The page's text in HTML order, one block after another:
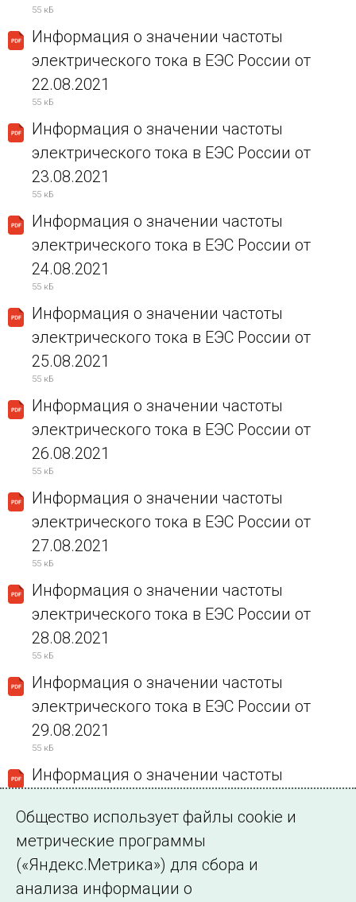
55 кБ
Информация о значении частоты
электрического тока в ЕЭС России от
22.08.2021
55 кБ
Информация о значении частоты
электрического тока в ЕЭС России от
23.08.2021
55 кБ
Информация о значении частоты
электрического тока в ЕЭС России от
24.08.2021
55 кБ
Информация о значении частоты
электрического тока в ЕЭС России от
25.08.2021
55 кБ
Информация о значении частоты
электрического тока в ЕЭС России от
26.08.2021
55 кБ
Информация о значении частоты
электрического тока в ЕЭС России от
27.08.2021
55 кБ
Информация о значении частоты
электрического тока в ЕЭС России от
28.08.2021
55 кБ
Информация о значении частоты
электрического тока в ЕЭС России от
29.08.2021
55 кБ
Информация о значении частоты
30.08.2021
55 кБ
Информация о значении частоты
электрического тока в ЕЭС России от
Общество использует файлы cookie и
метрические программы
(«Яндекс.Метрика») для сбора и
анализа информации о